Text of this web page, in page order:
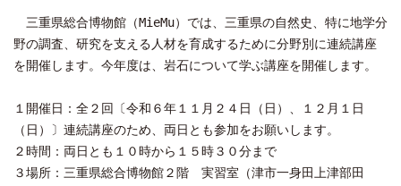
三重県総合博物館（MieMu）では、三重県の自然史、特に地学分
野の調査、研究を支える人材を育成するために分野別に連続講座
を開催します。今年度は、岩石について学ぶ講座を開催します。
１開催日：全２回〔令和６年１１月２４日（日）、１２月１日
（日）〕連続講座のため、両日とも参加をお願いします。
２時間：両日とも１０時から１５時３０分まで
３場所：三重県総合博物館２階 実習室（津市一身田上津部田